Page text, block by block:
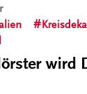
wird